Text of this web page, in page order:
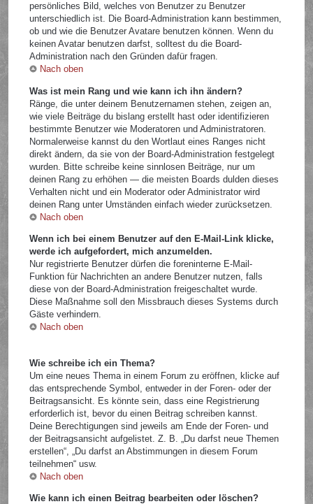
persönliches Bild, welches von Benutzer zu Benutzer
unterschiedlich ist. Die Board-Administration kann bestimmen,
ob und wie die Benutzer Avatare benutzen können. Wenn du
keinen Avatar benutzen darfst, solltest du die Board-
Administration nach den Gründen dafür fragen.
Nach oben
Was ist mein Rang und wie kann ich ihn ändern?
Ränge, die unter deinem Benutzernamen stehen, zeigen an,
wie viele Beiträge du bislang erstellt hast oder identifizieren
bestimmte Benutzer wie Moderatoren und Administratoren.
Normalerweise kannst du den Wortlaut eines Ranges nicht
direkt ändern, da sie von der Board-Administration festgelegt
wurden. Bitte schreibe keine sinnlosen Beiträge, nur um
deinen Rang zu erhöhen — die meisten Boards dulden dieses
Verhalten nicht und ein Moderator oder Administrator wird
deinen Rang unter Umständen einfach wieder zurücksetzen.
Nach oben
Wenn ich bei einem Benutzer auf den E-Mail-Link klicke,
werde ich aufgefordert, mich anzumelden.
Nur registrierte Benutzer dürfen die foreninterne E-Mail-
Funktion für Nachrichten an andere Benutzer nutzen, falls
diese von der Board-Administration freigeschaltet wurde.
Diese Maßnahme soll den Missbrauch dieses Systems durch
Gäste verhindern.
Nach oben
Wie schreibe ich ein Thema?
Um eine neues Thema in einem Forum zu eröffnen, klicke auf
das entsprechende Symbol, entweder in der Foren- oder der
Beitragsansicht. Es könnte sein, dass eine Registrierung
erforderlich ist, bevor du einen Beitrag schreiben kannst.
Deine Berechtigungen sind jeweils am Ende der Foren- und
der Beitragsansicht aufgelistet. Z. B. „Du darfst neue Themen
erstellen“, „Du darfst an Abstimmungen in diesem Forum
teilnehmen“ usw.
Nach oben
Wie kann ich einen Beitrag bearbeiten oder löschen?